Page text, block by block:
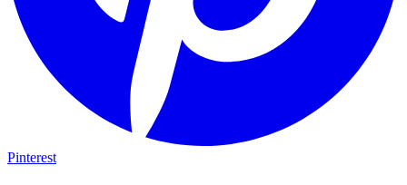
Pinterest